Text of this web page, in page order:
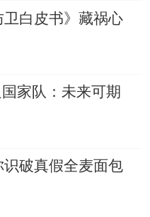
卫白皮书》藏祸心
家队：未来可期
识破真假全麦面包